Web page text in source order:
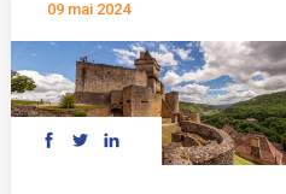
09 mai 2024